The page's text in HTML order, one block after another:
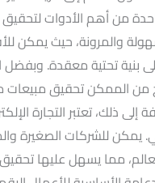
من أهم الأدوات لتحقيق
والمرونة، حيث يمكن
بنية تحتية معقدة. وبفضل
من الممكن تحقيق
إلى ذلك، تعتبر التجارة
يمكن للشركات الصغيرة
مما يسهل عليها تحقيق